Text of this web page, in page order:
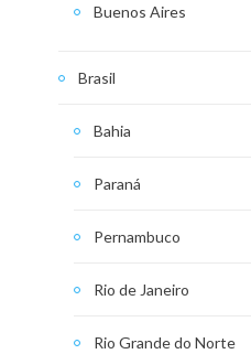
Buenos Aires
Brasil
Bahia
Paraná
Pernambuco
Rio de Janeiro
Rio Grande do Norte